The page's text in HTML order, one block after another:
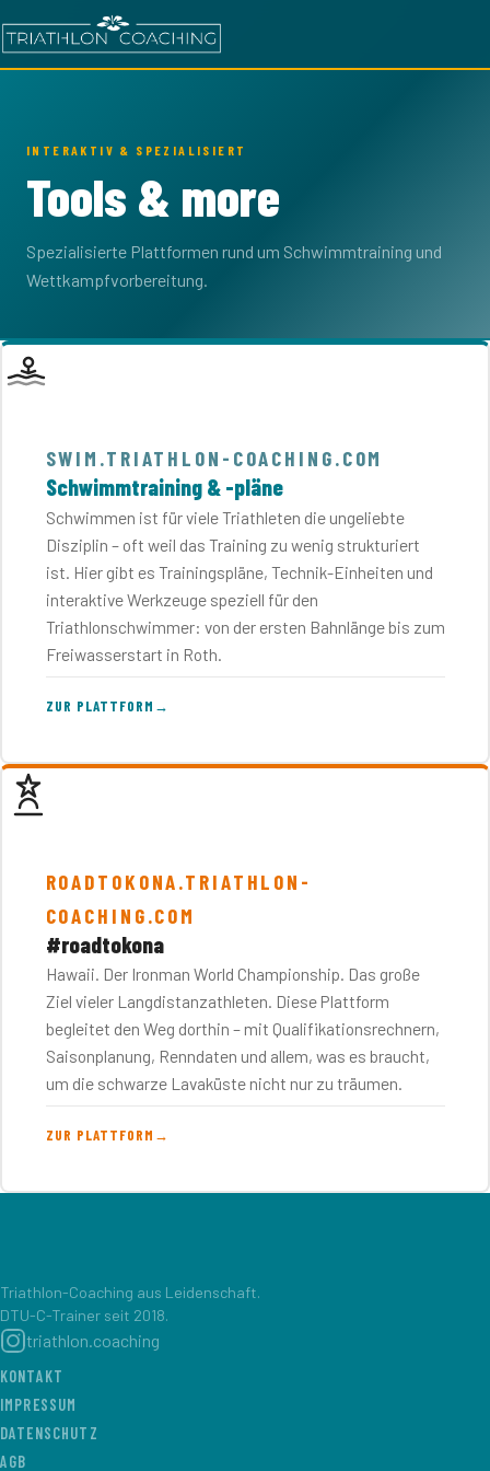
INTERAKTIV & SPEZIALISIERT
Tools & more
Spezialisierte Plattformen rund um Schwimmtraining und
Wettkampfvorbereitung.
SWIM.TRIATHLON-COACHING.COM
Schwimmtraining & -pläne
Schwimmen ist für viele Triathleten die ungeliebte
Disziplin – oft weil das Training zu wenig strukturiert
ist. Hier gibt es Trainingspläne, Technik-Einheiten und
interaktive Werkzeuge speziell für den
Triathlonschwimmer: von der ersten Bahnlänge bis zum
Freiwasserstart in Roth.
ZUR PLATTFORM →
ROADTOKONA.TRIATHLON-
COACHING.COM
#roadtokona
Hawaii. Der Ironman World Championship. Das große
Ziel vieler Langdistanzathleten. Diese Plattform
begleitet den Weg dorthin – mit Qualifikationsrechnern,
Saisonplanung, Renndaten und allem, was es braucht,
um die schwarze Lavaküste nicht nur zu träumen.
ZUR PLATTFORM →
Triathlon-Coaching aus Leidenschaft.
DTU-C-Trainer seit 2018.
triathlon.coaching
KONTAKT
IMPRESSUM
DATENSCHUTZ
AGB